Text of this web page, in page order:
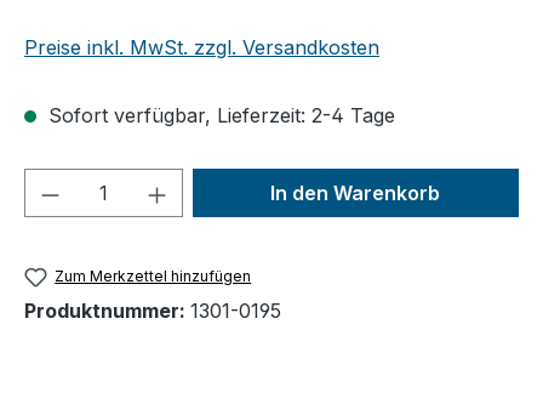
Preise inkl. MwSt. zzgl. Versandkosten
Sofort verfügbar, Lieferzeit: 2-4 Tage
Produkt Anzahl: Gib denIn den Warenkorb
Zum Merkzettel hinzufügen
Produktnummer: 1301-0195